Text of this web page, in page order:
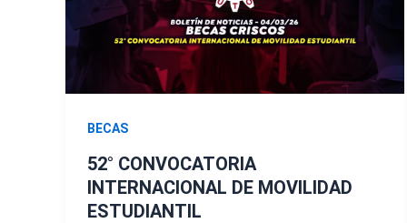
BECAS
52° CONVOCATORIA
INTERNACIONAL DE MOVILIDAD
ESTUDIANTIL